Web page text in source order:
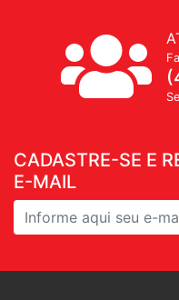
CADASTRE-SE E
E-MAIL